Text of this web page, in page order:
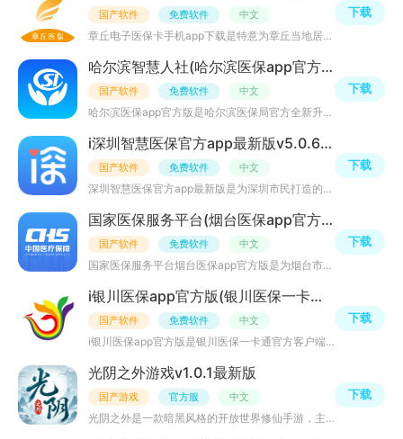
国产软件 免费软件 中文
章丘电子医保卡手机app下载是特意为章丘当地居民打造的医保在线服务平台，支持就诊信息，助力业务，公共信息
下载
哈尔滨智慧人社(哈尔滨医保app官方版)v4.5.86安卓最新版
国产软件 免费软件 中文
哈尔滨医保app官方版是哈尔滨医保局官方全新升级智慧医保应用，为哈尔滨市民提供智慧医保、医保一卡通、职工
下载
i深圳智慧医保官方app最新版v5.0.6安卓版
国产软件 免费软件 中文
深圳智慧医保官方app最新版是为深圳市民打造的一款深圳智慧社保一卡通应用，APP整合深圳优质社保医保资源，
下载
国家医保服务平台(烟台医保app官方版)v1.3.3安卓版
国产软件 免费软件 中文
国家医保服务平台烟台医保app官方版是为烟台市民提供掌上医保服务、社保医保查询缴费、医保便民服务、最新医
下载
i银川医保app官方版(银川医保一卡通)v2.0.1.6安卓版
国产软件 免费软件 中文
i银川医保app官方版是银川医保一卡通官方客户端，为银川市民提供掌上智慧医保、社保医保查询缴费、医保一码
下载
光阴之外游戏v1.0.1最新版
国产游戏 官方服 中文
光阴之外是一款暗黑风格的开放世界修仙手游，主打高自由度探索和自由交易。游戏无强制氪金，剧情丰富，正版
下载